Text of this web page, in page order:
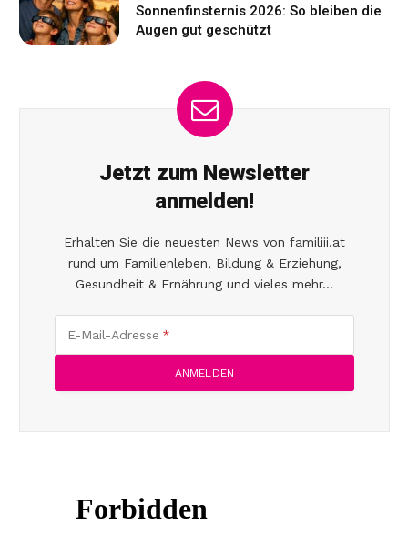
Sonnenfinsternis 2026: So bleiben die
Augen gut geschützt
Jetzt zum Newsletter
anmelden!
Erhalten Sie die neuesten News von familiii.at
rund um Familienleben, Bildung & Erziehung,
Gesundheit & Ernährung und vieles mehr...
E-Mail-Adresse